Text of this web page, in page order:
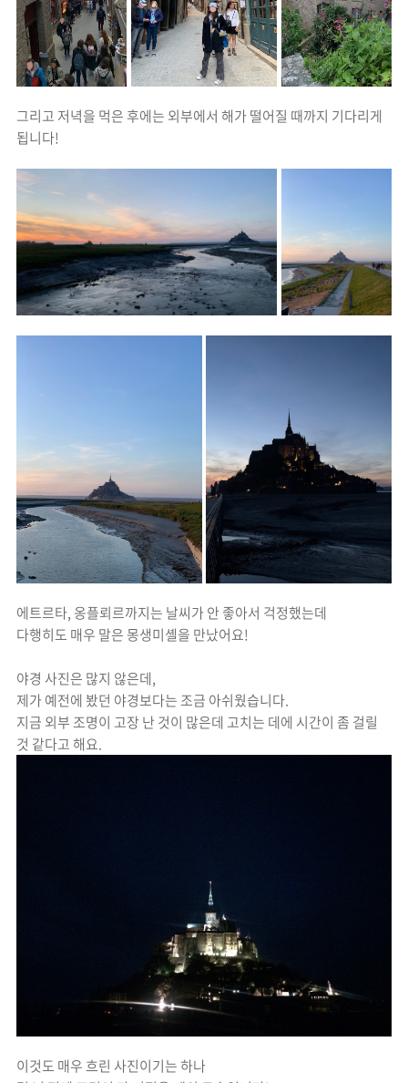
그리고 저녁을 먹은 후에는 외부에서 해가 떨어질 때까지 기다리게
됩니다!
에트르타, 옹플뢰르까지는 날씨가 안 좋아서 걱정했는데
다행히도 매우 말은 몽생미셸을 만났어요!
야경 사진은 많지 않은데,
제가 예전에 봤던 야경보다는 조금 아쉬웠습니다.
지금 외부 조명이 고장 난 것이 많은데 고치는 데에 시간이 좀 걸릴
것 같다고 해요.
이것도 매우 흐린 사진이기는 하나